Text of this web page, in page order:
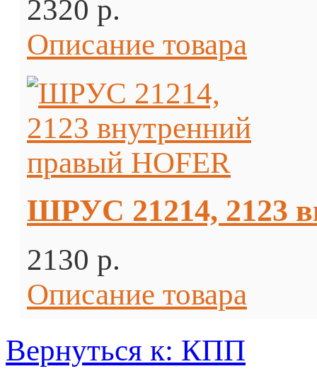
2320 p.
Описание товара
ШРУС 21214, 2123
2130 p.
Описание товара
Вернуться к: КПП